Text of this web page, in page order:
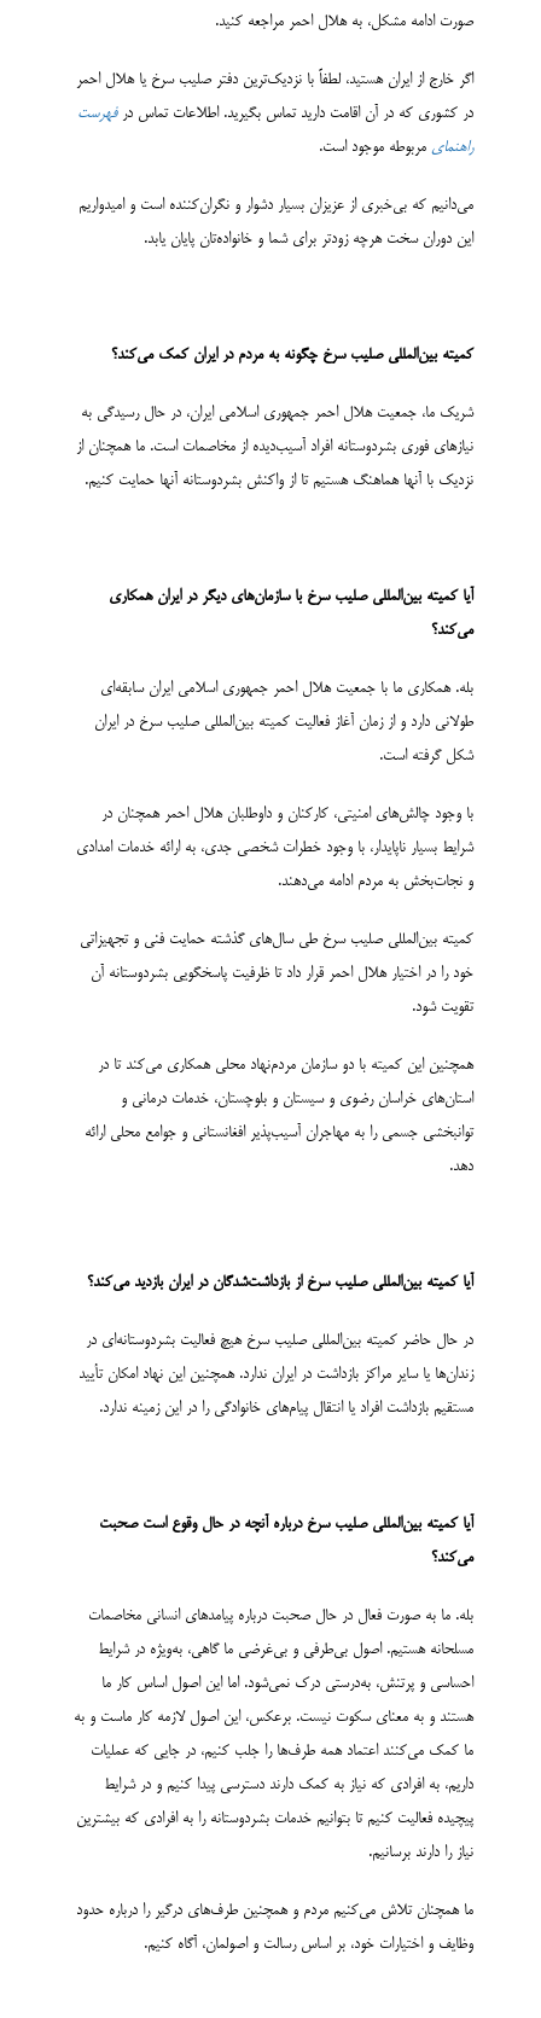
صورت ادامه مشکل، به هلال احمر مراجعه کنید.
اگر خارج از ایران هستید، لطفاً با نزدیک‌ترین دفتر صلیب سرخ یا هلال احمر
در کشوری که در آن اقامت دارید تماس بگیرید. اطلاعات تماس درفهرست
راهنمای مربوطه موجود است.
می‌دانیم که بی‌خبری از عزیزان بسیار دشوار و نگران‌کننده است و امیدواریم
این دوران سخت هرچه زودتر برای شما و خانواده‌تان پایان یابد.
کمیته بین­‌المللی صلیب سرخ چگونه به مردم در ایران کمک می‌کند؟
شریک ما، جمعیت هلال احمر جمهوری اسلامی ایران، در حال رسیدگی به
نیازهای فوری بشردوستانه افراد آسیب‌دیده از مخاصمات است. ما همچنان از
نزدیک با آنها هماهنگ هستیم تا از واکنش بشردوستانه آنها حمایت کنیم.
آیا کمیته بین­‌المللی صلیب سرخ با سازمان‌های دیگر در ایران همکاری
می‌کند؟
بله. همکاری ما با جمعیت هلال احمر جمهوری اسلامی ایران سابقه‌ای
طولانی دارد و از زمان آغاز فعالیت کمیته بین‌­المللی صلیب سرخ در ایران
شکل گرفته است.
با وجود چالش‌های امنیتی، کارکنان و داوطلبان هلال احمر همچنان در
شرایط بسیار ناپایدار، با وجود خطرات شخصی جدی، به ارائه خدمات امدادی
و نجات‌بخش به مردم ادامه می‌دهند.
کمیته بین‌­المللی صلیب سرخ طی سال‌های گذشته حمایت فنی و تجهیزاتی
خود را در اختیار هلال احمر قرار داد تا ظرفیت پاسخگویی بشردوستانه آن
تقویت شود.
همچنین این کمیته با دو سازمان مردم‌نهاد محلی همکاری می‌کند تا در
استان‌های خراسان رضوی و سیستان و بلوچستان، خدمات درمانی و
توانبخشی جسمی را به مهاجران آسیب‌پذیر افغانستانی و جوامع محلی ارائه
دهد.
آیا کمیته بین­‌المللی صلیب سرخ از بازداشت­‌شدگان در ایران بازدید می‌کند؟
در حال حاضر کمیته بین­‌المللی صلیب سرخ هیچ فعالیت بشردوستانه‌ای در
زندان‌ها یا سایر مراکز بازداشت در ایران ندارد. همچنین این نهاد امکان تأیید
مستقیم بازداشت افراد یا انتقال پیام‌های خانوادگی را در این زمینه ندارد.
آیا کمیته بین­‌المللی صلیب سرخ درباره آنچه در حال وقوع است صحبت
می‌کند؟
بله. ما به صورت فعال در حال صحبت درباره پیامدهای انسانی مخاصمات
مسلحانه هستیم. اصول بی‌طرفی و بی‌غرضی ما گاهی، به‌ویژه در شرایط
احساسی و پرتنش، به‌درستی درک نمی‌شود. اما این اصول اساس کار ما
هستند و به معنای سکوت نیست. برعکس، این اصول لازمه کار ماست و به
ما کمک می‌کنند اعتماد همه طرف‌ها را جلب کنیم، در جایی که عملیات
داریم، به افرادی که نیاز به کمک دارند دسترسی پیدا کنیم و در شرایط
پیچیده فعالیت کنیم تا بتوانیم خدمات بشردوستانه را به افرادی که بیشترین
نیاز را دارند برسانیم.
ما همچنان تلاش می‌کنیم مردم و همچنین طرف‌های درگیر را درباره حدود
وظایف و اختیارات خود، بر اساس رسالت و اصولمان، آگاه کنیم.